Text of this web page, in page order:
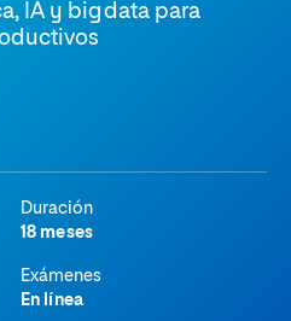
IA y big data para
Duración
18 meses
Exámenes
En línea